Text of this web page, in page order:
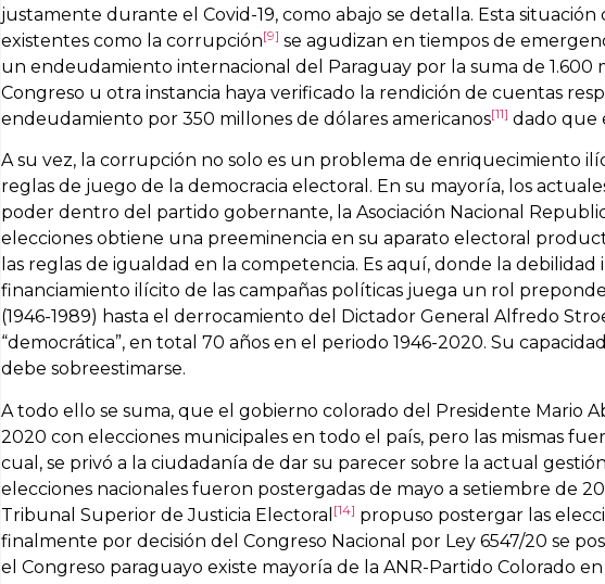
justamente durante el Covid-19, como abajo se detalla. Esta
existentes como la corrupción[9] se agudizan en tiempos de
un endeudamiento internacional del Paraguay por la suma de 1.600
Congreso u otra instancia haya verificado la rendición de cuentas
endeudamiento por 350 millones de dólares americanos[11] dado que
A su vez, la corrupción no solo es un problema de enriquecimiento
reglas de juego de la democracia electoral. En su mayoría, los
poder dentro del partido gobernante, la Asociación Nacional
elecciones obtiene una preeminencia en su aparato electoral
las reglas de igualdad en la competencia. Es aquí, donde la
financiamiento ilícito de las campañas políticas juega un rol
(1946-1989) hasta el derrocamiento del Dictador General Alfredo
“democrática”, en total 70 años en el periodo 1946-2020. Su
debe sobreestimarse.
A todo ello se suma, que el gobierno colorado del Presidente Mario
2020 con elecciones municipales en todo el país, pero las mismas
cual, se privó a la ciudadanía de dar su parecer sobre la actual
elecciones nacionales fueron postergadas de mayo a setiembre de
Tribunal Superior de Justicia Electoral [14] propuso postergar las
finalmente por decisión del Congreso Nacional por Ley 6547/20 se
el Congreso paraguayo existe mayoría de la ANR-Partido Colorado en